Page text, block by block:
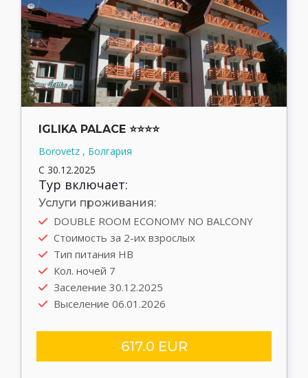
IGLIKA PALACE ⭐⭐⭐⭐
Borovetz , Болгария
С 30.12.2025
Тур включает:
Услуги проживания:
DOUBLE ROOM ECONOMY NO BALCONY
Стоимость за 2-их взрослых
Тип питания HB
Кол. ночей 7
Заселение 30.12.2025
Выселение 06.01.2026
617.0 EUR